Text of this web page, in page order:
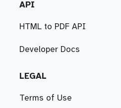
API
HTML to PDF API
Developer Docs
LEGAL
Terms of Use